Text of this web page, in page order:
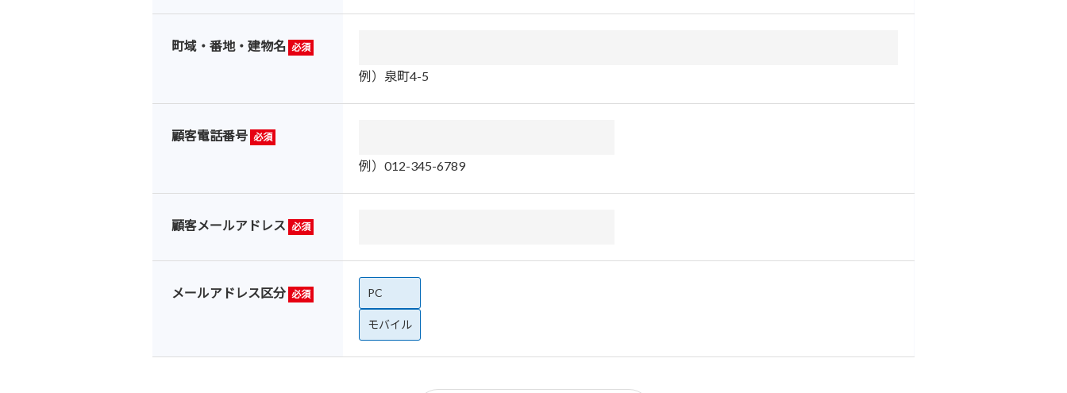
町域・番地・建物名 必須
例）泉町4-5
顧客電話番号 必須
例）012-345-6789
顧客メールアドレス 必須
メールアドレス区分 必須 PC
モバイル